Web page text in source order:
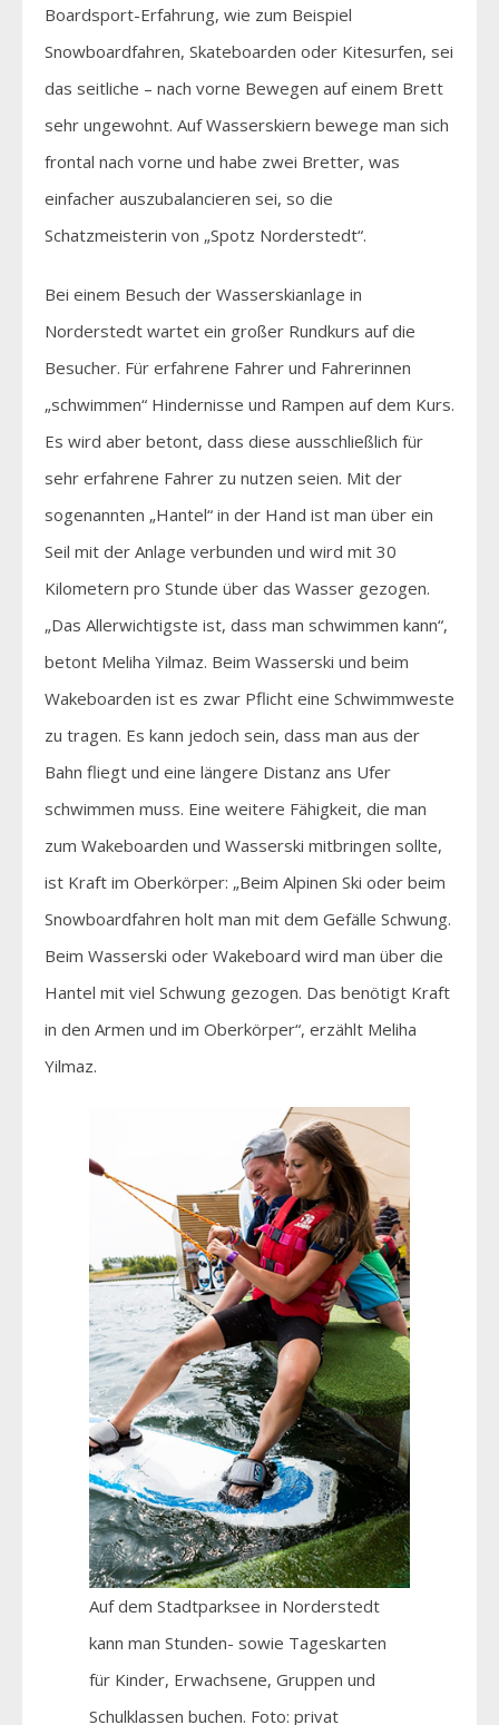
Boardsport-Erfahrung, wie zum Beispiel
Snowboardfahren, Skateboarden oder Kitesurfen, sei
das seitliche – nach vorne Bewegen auf einem Brett
sehr ungewohnt. Auf Wasserskiern bewege man sich
frontal nach vorne und habe zwei Bretter, was
einfacher auszubalancieren sei, so die
Schatzmeisterin von „Spotz Norderstedt“.
Bei einem Besuch der Wasserskianlage in
Norderstedt wartet ein großer Rundkurs auf die
Besucher. Für erfahrene Fahrer und Fahrerinnen
„schwimmen“ Hindernisse und Rampen auf dem Kurs.
Es wird aber betont, dass diese ausschließlich für
sehr erfahrene Fahrer zu nutzen seien. Mit der
sogenannten „Hantel“ in der Hand ist man über ein
Seil mit der Anlage verbunden und wird mit 30
Kilometern pro Stunde über das Wasser gezogen.
„Das Allerwichtigste ist, dass man schwimmen kann“,
betont Meliha Yilmaz. Beim Wasserski und beim
Wakeboarden ist es zwar Pflicht eine Schwimmweste
zu tragen. Es kann jedoch sein, dass man aus der
Bahn fliegt und eine längere Distanz ans Ufer
schwimmen muss. Eine weitere Fähigkeit, die man
zum Wakeboarden und Wasserski mitbringen sollte,
ist Kraft im Oberkörper: „Beim Alpinen Ski oder beim
Snowboardfahren holt man mit dem Gefälle Schwung.
Beim Wasserski oder Wakeboard wird man über die
Hantel mit viel Schwung gezogen. Das benötigt Kraft
in den Armen und im Oberkörper“, erzählt Meliha
Yilmaz.
Auf dem Stadtparksee in Norderstedt
kann man Stunden- sowie Tageskarten
für Kinder, Erwachsene, Gruppen und
Schulklassen buchen. Foto: privat